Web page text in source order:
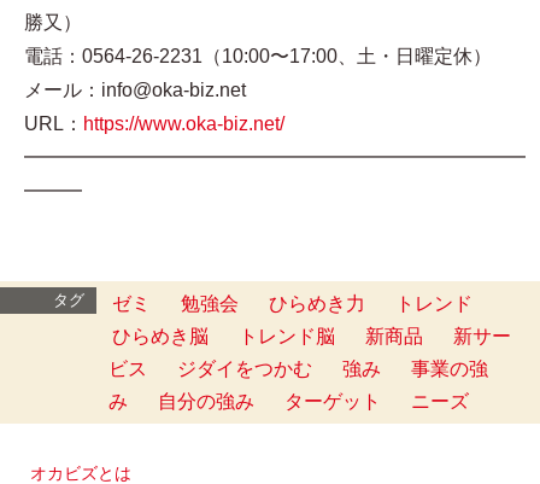
勝又）
電話：0564-26-2231（10:00〜17:00、土・日曜定休）
メール：info@oka-biz.net
URL： https://www.oka-biz.net/
━━━━━━━━━━━━━━━━━━━━━━━━━━
━━━
タグ ゼミ 勉強会 ひらめき力
トレンド
ひらめき脳
トレンド脳 新商品
新サー
ビス
ジダイをつかむ 強み
事業の強
み
自分の強み ターゲット ニーズ
オカビズとは